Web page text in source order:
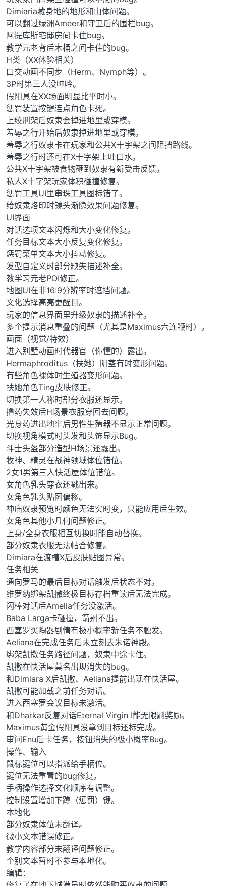
Dimiaria藏身地的地形和山体问题。
可以翻过绿洲Ameer和守卫后的围栏bug。
阿提库斯宅邸房间卡住bug。
教学元老背后木桶之间卡住的bug。
H类（XX体验相关）
口交动画不同步（Herm、Nymph等）。
3P时第三人没呻吟。
假阳具在XX场面明显比平时小。
惩罚装置按键连点角色卡死。
上绞刑架后奴隶会掉进地里或穿模。
羞辱之行开始后奴隶掉进地里或穿模。
羞辱之行奴隶卡在玩家和公共X十字架之间阻挡路线。
羞辱之行时还可在X十字架上吐口水。
公共X十字架被食物砸到奴隶有新受击反馈。
私人X十字架玩家体积碰撞修复。
惩罚工具UI里串珠工具图标错了。
给奴隶烙印时镜头渐隐效果问题修复。
UI界面
对话选项文本闪烁和大小变化修复。
任务目标文本大小反复变化修复。
惩罚菜单文本大小抖动修复。
发型自定义时部分缺失描述补全。
教学习元老POI修正。
地图UI在非16:9分辨率时遮挡问题。
文化选择高亮更醒目。
玩家的信息界面里升级奴隶的描述补全。
多个提示消息重叠的问题（尤其是Maximus六连鞭时）。
画面（视觉/特效）
进入别墅动画时代器官（你懂的）露出。
Hermaphroditus（扶她）阴茎有时变形问题。
有些角色裸体时生殖器变形问题。
扶她角色Ting皮肤修正。
切换第一人称时部分衣服还显示。
撸药失效后H场景衣服穿回去问题。
光身药进出地牢后男性生殖器不显示正常问题。
切换视角模式时头发和头饰显示Bug。
斗士头盔部分造型H场景还露出。
牧神、精灵在战神领域体位错位。
2女1男第三人快活屋体位错位。
女角色乳头穿衣还戳出来。
女角色乳头贴图偏移。
神庙奴隶预览时颜色无法实时变，只能应用后生效。
女角色其他小几何问题修正。
上身/全身衣服相互切换时能自动替换。
部分奴隶衣服无法帖合修复。
Dimiara在渡槽X后皮肤贴图异常。
任务相关
通向罗马的最后目标对话触发后状态不对。
维罗纳绑架凯撒终极目标存档重读后无法完成。
闪棒对话后Amelia任务没激活。
Baba Larga卡碰撞，箭射不出。
西塞罗买陶器剧情有极小概率新任务不触发。
Aeliana在完成任务后未立刻去朱诺神殿。
绑架凯撒任务路径问题，奴隶中途卡住。
凯撒在快活屋莫名出现消失的bug。
和Dimiara X后凯撒、Aeliana提前出现在快活屋。
凯撒可能加载之前任务对话。
进入西塞罗会议目标未激活。
和Dharkar反复对话Eternal Virgin I能无限刷奖励。
Maximus黄金假阳具没拿到目标还标完成。
审问Enu后卡任务，按钮消失的极小概率Bug。
操作、输入
鼠标键位可以指派给手柄位。
键位无法重置的bug修复。
手柄操作选择文化顺序有调整。
控制设置增加下蹲（惩罚）键。
本地化
部分奴隶体位未翻译。
微小文本错误修正。
教学内容部分未翻译问题修正。
个别文本暂时不参与本地化。
编辑：